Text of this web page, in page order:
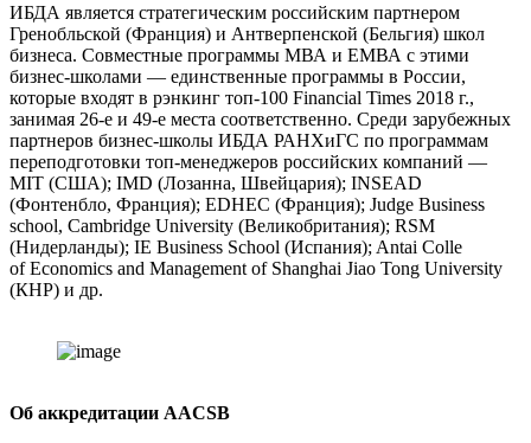
ИБДА является стратегическим российским партнером
Гренобльской (Франция) и Антверпенской (Бельгия) школ
бизнеса. Совместные программы МВА и ЕМВА с этими
бизнес-школами — единственные программы в России,
которые входят в рэнкинг топ-100 Financial Times 2018 г.,
занимая 26-е и 49-е места соответственно. Среди зарубежных
партнеров бизнес-школы ИБДА РАНХиГС по программам
переподготовки топ-менеджеров российских компаний —
MIT (США); IMD (Лозанна, Швейцария); INSEAD
(Фонтенбло, Франция); EDHEC (Франция); Judge Business
school, Cambridge University (Великобритания); RSM
(Нидерланды); IE Business School (Испания); Antai Colle
of Economics and Management of Shanghai Jiao Tong University
(КНР) и др.
Об аккредитации AACSB